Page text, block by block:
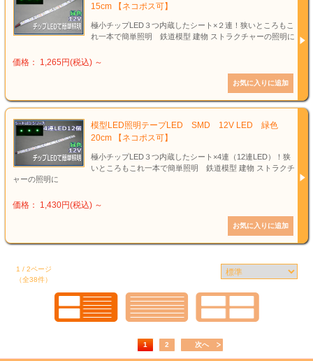
15cm 【ネコポス可】
極小チップLED３つ内蔵したシート×２連！狭いところもこ
れ一本で簡単照明 鉄道模型 建物 ストラクチャーの照明に
価格： 1,265円(税込) ～
模型LED照明テープLED SMD 12V LED 緑色
20cm 【ネコポス可】
極小チップLED３つ内蔵したシート×4連（12連LED）！狭
いところもこれ一本で簡単照明 鉄道模型 建物 ストラクチ
ャーの照明に
価格： 1,430円(税込) ～
1 / 2ページ
（全38件）
1 2 次へ